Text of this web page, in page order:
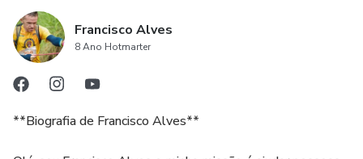
Francisco Alves
8 Ano Hotmarter
**Biografia de Francisco Alves**